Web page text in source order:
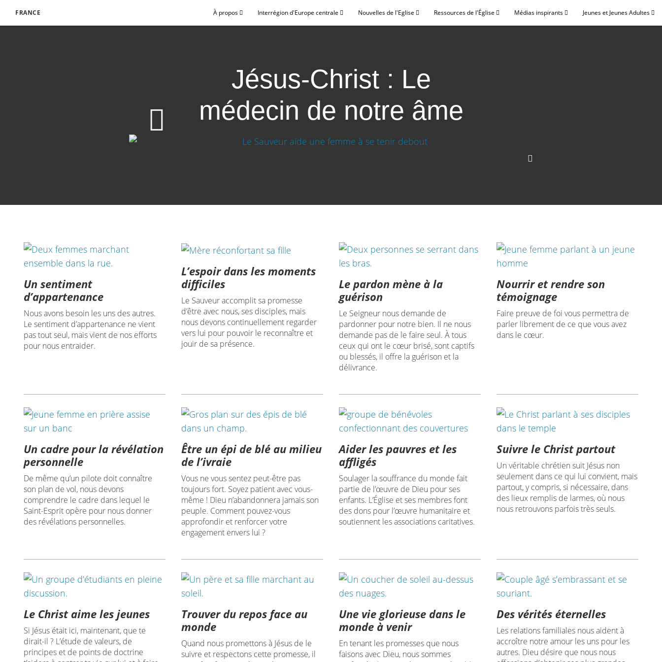
FRANCE À propos Interrégion d'Europe centrale Nouvelles de l'Eglise Ressources de l'Église Médias inspirants Jeunes et Jeunes Adultes
Jésus-Christ : Le
médecin de notre âme
Un sentiment
d’appartenance
Nous avons besoin les uns des autres.
Le sentiment d’appartenance ne vient
pas tout seul, mais vient de nos efforts
pour nous entraider.
L’espoir dans les moments
difficiles
Le Sauveur accomplit sa promesse
d’être avec nous, ses disciples, mais
nous devons continuellement regarder
vers lui pour pouvoir le reconnaître et
jouir de sa présence.
Le pardon mène à la
guérison
Le Seigneur nous demande de
pardonner pour notre bien. Il ne nous
demande pas de le faire seul. À tous
ceux qui ont le cœur brisé, sont captifs
ou blessés, il offre la guérison et la
délivrance.
Nourrir et rendre son
témoignage
Faire preuve de foi vous permettra de
parler librement de ce que vous avez
dans le cœur.
Un cadre pour la révélation
personnelle
De même qu’un pilote doit connaître
son plan de vol, nous devons
comprendre le cadre dans lequel le
Saint-Esprit opère pour nous donner
des révélations personnelles.
Être un épi de blé au milieu
de l’ivraie
Vous ne vous sentez peut-être pas
toujours fort. Soyez patient avec vous-
même ! Dieu n’abandonnera jamais son
peuple. Comment pouvez-vous
approfondir et renforcer votre
engagement envers lui ?
Aider les pauvres et les
affligés
Soulager la souffrance du monde fait
partie de l’œuvre de Dieu pour ses
enfants. L’Église et ses membres font
des dons pour l’œuvre humanitaire et
soutiennent les associations caritatives.
Suivre le Christ partout
Un véritable chrétien suit Jésus non
seulement dans ce qui lui convient, mais
partout, y compris, si nécessaire, dans
des lieux remplis de larmes, où nous
nous retrouvons parfois très seuls.
Le Christ aime les jeunes
Si Jésus était ici, maintenant, que te
dirait-il ? L’étude de valeurs, de
principes et de points de doctrine
Trouver du repos face au
monde
Quand nous promettons à Jésus de le
suivre et respectons cette promesse, il
Une vie glorieuse dans le
monde à venir
En tenant les promesses que nous
faisons avec Dieu, nous sommes
Des vérités éternelles
Les relations familiales nous aident à
accroître notre amour les uns pour les
autres. Dieu désire que nous nous